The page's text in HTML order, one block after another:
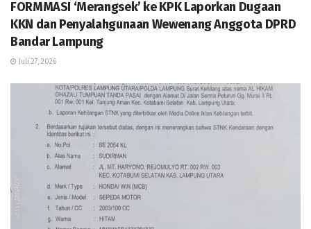
FORMMASI ‘Merangsek’ ke KPK Laporkan Dugaan
KKN dan Penyalahgunaan Wewenang Anggota DPRD
Bandar Lampung
Juli 27, 2026